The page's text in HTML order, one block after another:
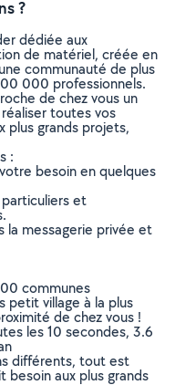
?
dédiée aux
de matériel, créée en
communauté de plus
000 professionnels.
de chez vous un
toutes vos
plus grands projets,
:
besoin en quelques
particuliers et
la messagerie privée et
communes
petit village à la plus
de chez vous !
les 10 secondes, 3.6
différents, tout est
besoin aux plus grands